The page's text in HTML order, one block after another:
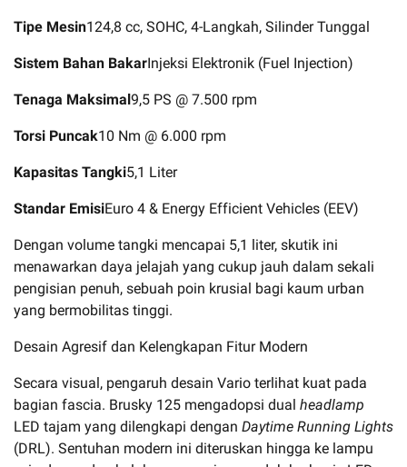
Tipe Mesin124,8 cc, SOHC, 4-Langkah, Silinder Tunggal
Sistem Bahan BakarInjeksi Elektronik (Fuel Injection)
Tenaga Maksimal9,5 PS @ 7.500 rpm
Torsi Puncak10 Nm @ 6.000 rpm
Kapasitas Tangki5,1 Liter
Standar EmisiEuro 4 & Energy Efficient Vehicles (EEV)
Dengan volume tangki mencapai 5,1 liter, skutik ini
menawarkan daya jelajah yang cukup jauh dalam sekali
pengisian penuh, sebuah poin krusial bagi kaum urban
yang bermobilitas tinggi.
Desain Agresif dan Kelengkapan Fitur Modern
Secara visual, pengaruh desain Vario terlihat kuat pada
bagian fascia. Brusky 125 mengadopsi dual headlamp
LED tajam yang dilengkapi dengan Daytime Running Lights
(DRL). Sentuhan modern ini diteruskan hingga ke lampu